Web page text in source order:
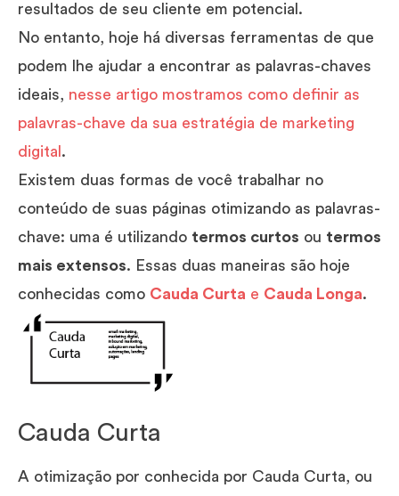
resultados de seu cliente em potencial.
No entanto, hoje há diversas ferramentas de que
podem lhe ajudar a encontrar as palavras-chaves
ideais, nesse artigo mostramos como definir as
palavras-chave da sua estratégia de marketing
digital .
Existem duas formas de você trabalhar no
conteúdo de suas páginas otimizando as palavras-
chave: uma é utilizando termos curtos ou termos
mais extensos. Essas duas maneiras são hoje
conhecidas como Cauda Curta e Cauda Longa.
Cauda Curta
A otimização por conhecida por Cauda Curta, ou